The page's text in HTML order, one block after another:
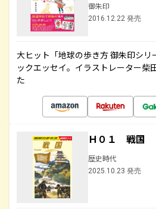
御朱印
2016.12.22 発売
大ヒット「地球の歩き方 御朱印シリ
ックエッセイ。イラストレーター柴
た
Ｈ０１ 戦国
歴史時代
2025.10.23 発売